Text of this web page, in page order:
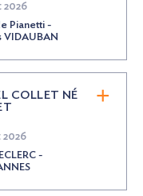
2026
Pianetti -
VIDAUBAN
COLLET NÉ
-